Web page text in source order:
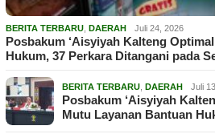
BERITA TERBARU DAERAH Juli 24, 2026
Posbakum ‘Aisyiyah Kalteng
Hukum, 37 Perkara Ditangani pada
BERITA TERBARU DAERAH Juli
Posbakum ‘Aisyiyah
Mutu Layanan Bantuan